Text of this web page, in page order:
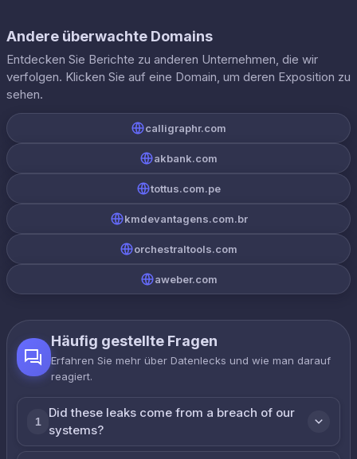
Andere überwachte Domains
Entdecken Sie Berichte zu anderen Unternehmen, die wir
verfolgen. Klicken Sie auf eine Domain, um deren Exposition zu
sehen.
calligraphr.com
akbank.com
tottus.com.pe
kmdevantagens.com.br
orchestraltools.com
aweber.com
Häufig gestellte Fragen
Erfahren Sie mehr über Datenlecks und wie man darauf
reagiert.
1
Did these leaks come from a breach of our
systems?